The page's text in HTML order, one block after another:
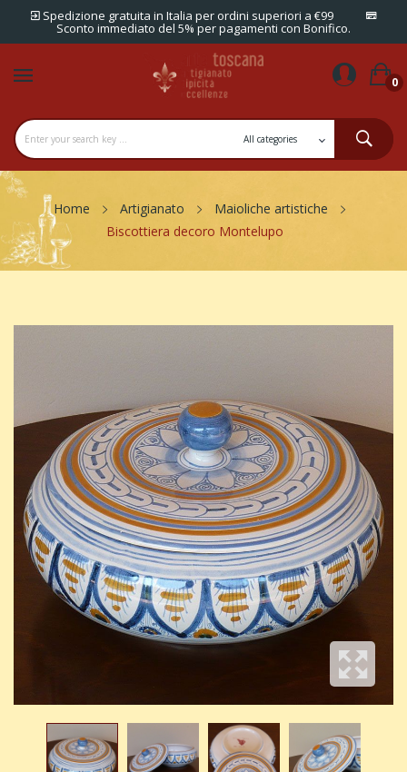
Spedizione gratuita in Italia per ordini superiori a €99
Sconto immediato del 5% per pagamenti con Bonifico.
0
Home Artigianato
Maioliche artistiche
Biscottiera decoro Montelupo